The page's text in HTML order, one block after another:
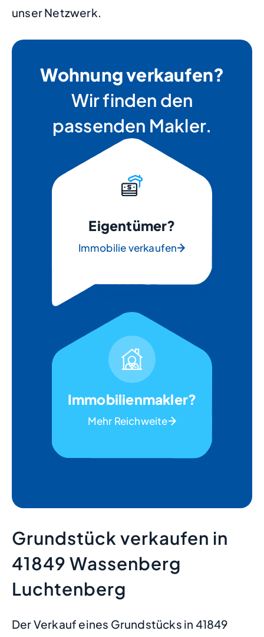
unser Netzwerk.
Wohnung verkaufen?
Wir finden den
passenden Makler.
Eigentümer?
Immobilie verkaufen
Immobilienmakler?
Mehr Reichweite
Grundstück verkaufen in
41849 Wassenberg
Luchtenberg
Der Verkauf eines Grundstücks in 41849